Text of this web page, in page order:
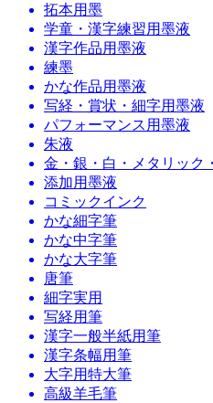
拓本用墨
学童・漢字練習用墨液
漢字作品用墨液
練墨
かな作品用墨液
写経・賞状・細字用墨液
パフォーマンス用墨液
朱液
金・銀・白・メタリック
添加用墨液
コミックインク
かな細字筆
かな中字筆
かな大字筆
唐筆
細字実用
写経用筆
漢字一般半紙用筆
漢字条幅用筆
大字用特大筆
高級羊毛筆